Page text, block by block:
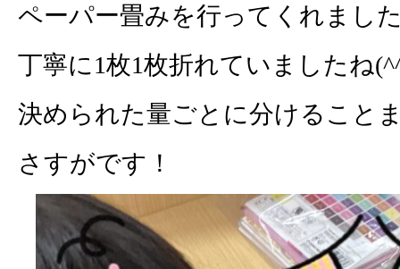
ペーパー畳みを行ってくれまし
丁寧に1枚1枚折れていましたね
決められた量ごとに分けること
さすがです！